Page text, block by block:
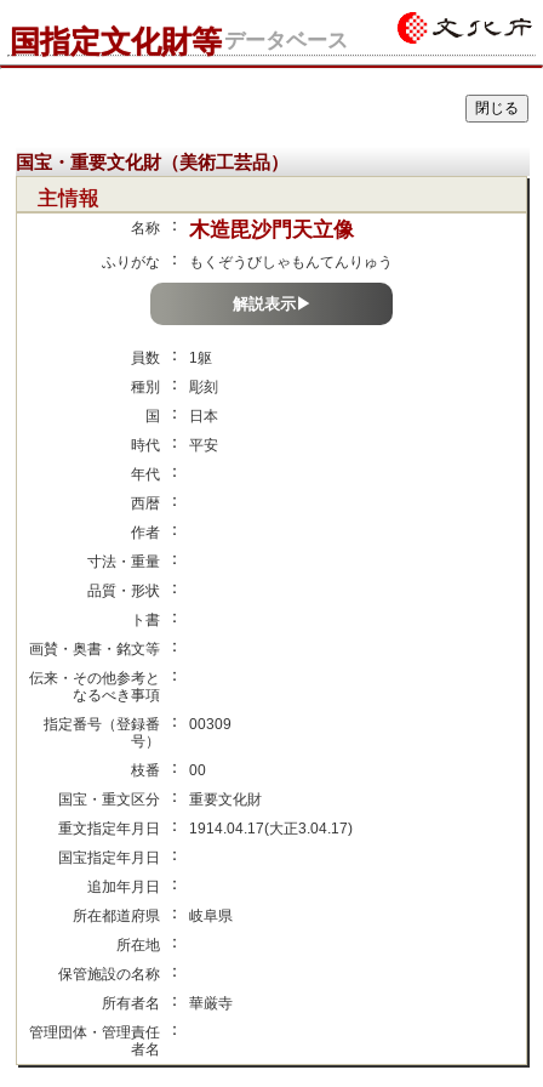
国指定文化財等データベース
国宝・重要文化財（美術工芸品）
主情報
名称 ： 木造毘沙門天立像
ふりがな ： もくぞうびしゃもんてんりゅう
解説表示▶
員数 ：
1躯
種別
：
彫刻
国
：
日本
時代
：
平安
年代
：
西暦 ：
作者 ：
寸法・重量 ：
品質・形状 ：
ト書 ：
画賛・奥書・銘文等 ：
伝来・その他参考と
なるべき事項
：
指定番号（登録番
号）
： 00309
枝番 ：
00
国宝・重文区分
：
重要文化財
重文指定年月日
：
1914.04.17(大正3.04.17)
国宝指定年月日
：
追加年月日 ：
所在都道府県 ：
岐阜県
所在地
：
保管施設の名称 ：
所有者名 ：
華厳寺
管理団体・管理責任
者名
：